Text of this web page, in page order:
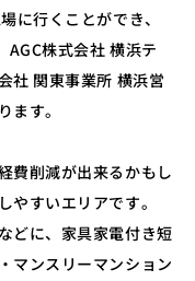
に行くことができ、
株式会社 横浜テ
社 関東事業所 横浜営
す。
費削減が出来るかもし
すいエリアです。
どに、家具家電付き短
マンスリーマンション